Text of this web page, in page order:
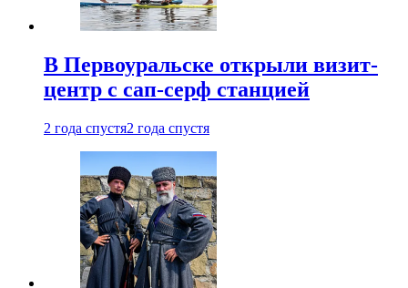
В Первоуральске открыли визит-
центр с сап-серф станцией
2 года спустя2 года спустя